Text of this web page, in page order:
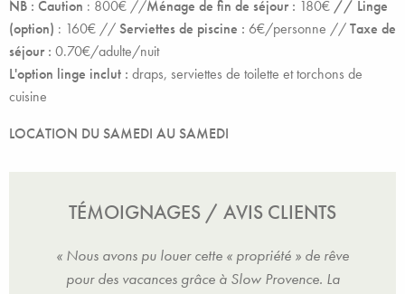
NB : Caution : 800€ //Ménage de fin de séjour : 180€ // Linge
(option) : 160€ //Serviettes de piscine : 6€/personne //Taxe de
séjour : 0.70€/adulte/nuit
L'option linge inclut : draps, serviettes de toilette et torchons de
cuisine
LOCATION DU SAMEDI AU SAMEDI
TÉMOIGNAGES / AVIS CLIENTS
« Nous avons pu louer cette « propriété » de rêve
pour des vacances grâce à Slow Provence. La